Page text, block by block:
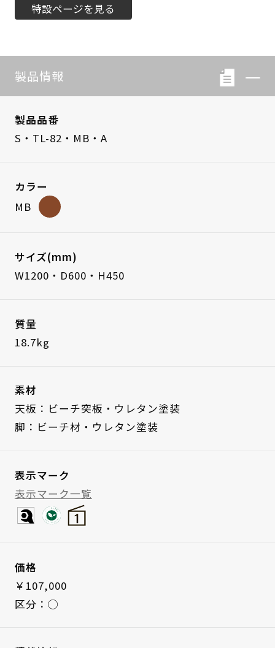
特設ページを見る
製品情報
製品品番
S・TL-82・MB・A
カラー
MB
サイズ(mm)
W1200・D600・H450
質量
18.7kg
素材
天板：ビーチ突板・ウレタン塗装
脚：ビーチ材・ウレタン塗装
表示マーク
表示マーク一覧
価格
￥107,000
区分：◯